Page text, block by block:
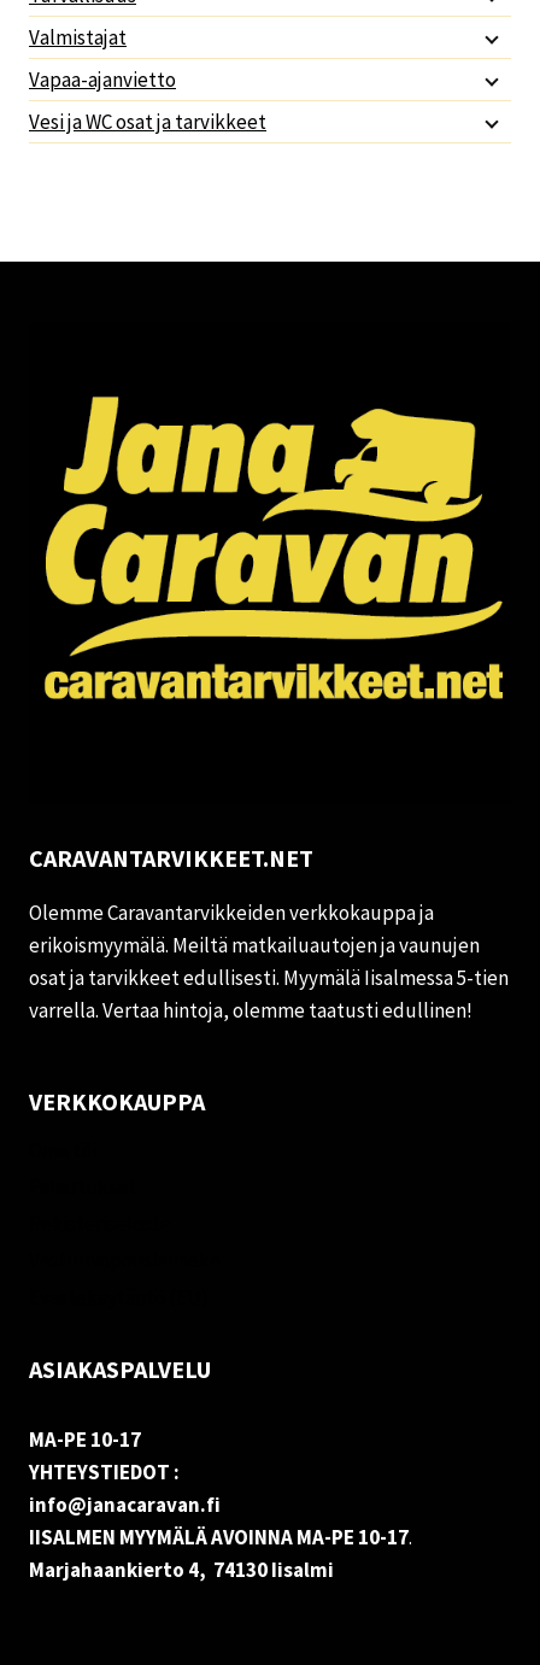
Valmistajat
Vapaa-ajanvietto
Vesi ja WC osat ja tarvikkeet
CARAVANTARVIKKEET.NET
Olemme Caravantarvikkeiden verkkokauppa ja
erikoismyymälä. Meiltä matkailuautojen ja vaunujen
osat ja tarvikkeet edullisesti. Myymälä Iisalmessa 5-tien
varrella. Vertaa hintoja, olemme taatusti edullinen!
VERKKOKAUPPA
ASIAKASPALVELU
MA-PE 10-17
YHTEYSTIEDOT :
info@janacaravan.fi
IISALMEN MYYMÄLÄ AVOINNA MA-PE 10-17.
Marjahaankierto 4, 74130 Iisalmi